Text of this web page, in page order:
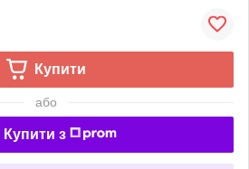
Купити
або
Купити з